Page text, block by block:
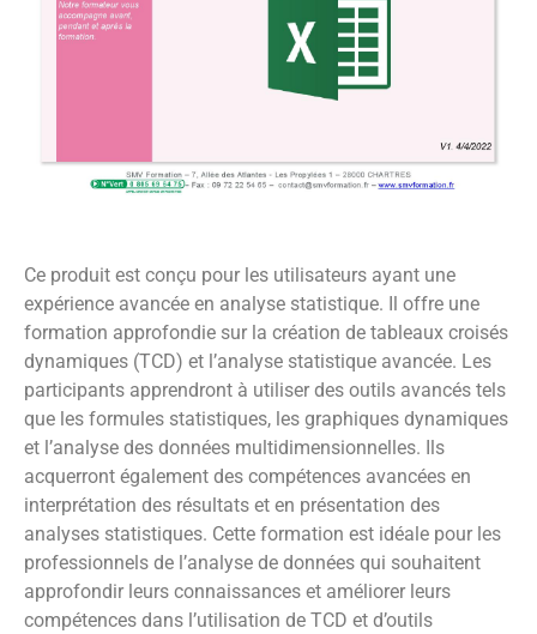
Ce produit est conçu pour les utilisateurs ayant une
expérience avancée en analyse statistique. Il offre une
formation approfondie sur la création de tableaux croisés
dynamiques (TCD) et l’analyse statistique avancée. Les
participants apprendront à utiliser des outils avancés tels
que les formules statistiques, les graphiques dynamiques
et l’analyse des données multidimensionnelles. Ils
acquerront également des compétences avancées en
interprétation des résultats et en présentation des
analyses statistiques. Cette formation est idéale pour les
professionnels de l’analyse de données qui souhaitent
approfondir leurs connaissances et améliorer leurs
compétences dans l’utilisation de TCD et d’outils